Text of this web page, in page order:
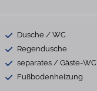
Dusche / WC
Regendusche
separates / Gäste-WC
Fußbodenheizung